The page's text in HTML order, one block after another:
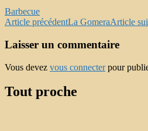
Barbecue
Navigation
des
Article précédentLa GomeraArticle
Laisser un commentaire
Vous devez vous connecterpour
Tout proche